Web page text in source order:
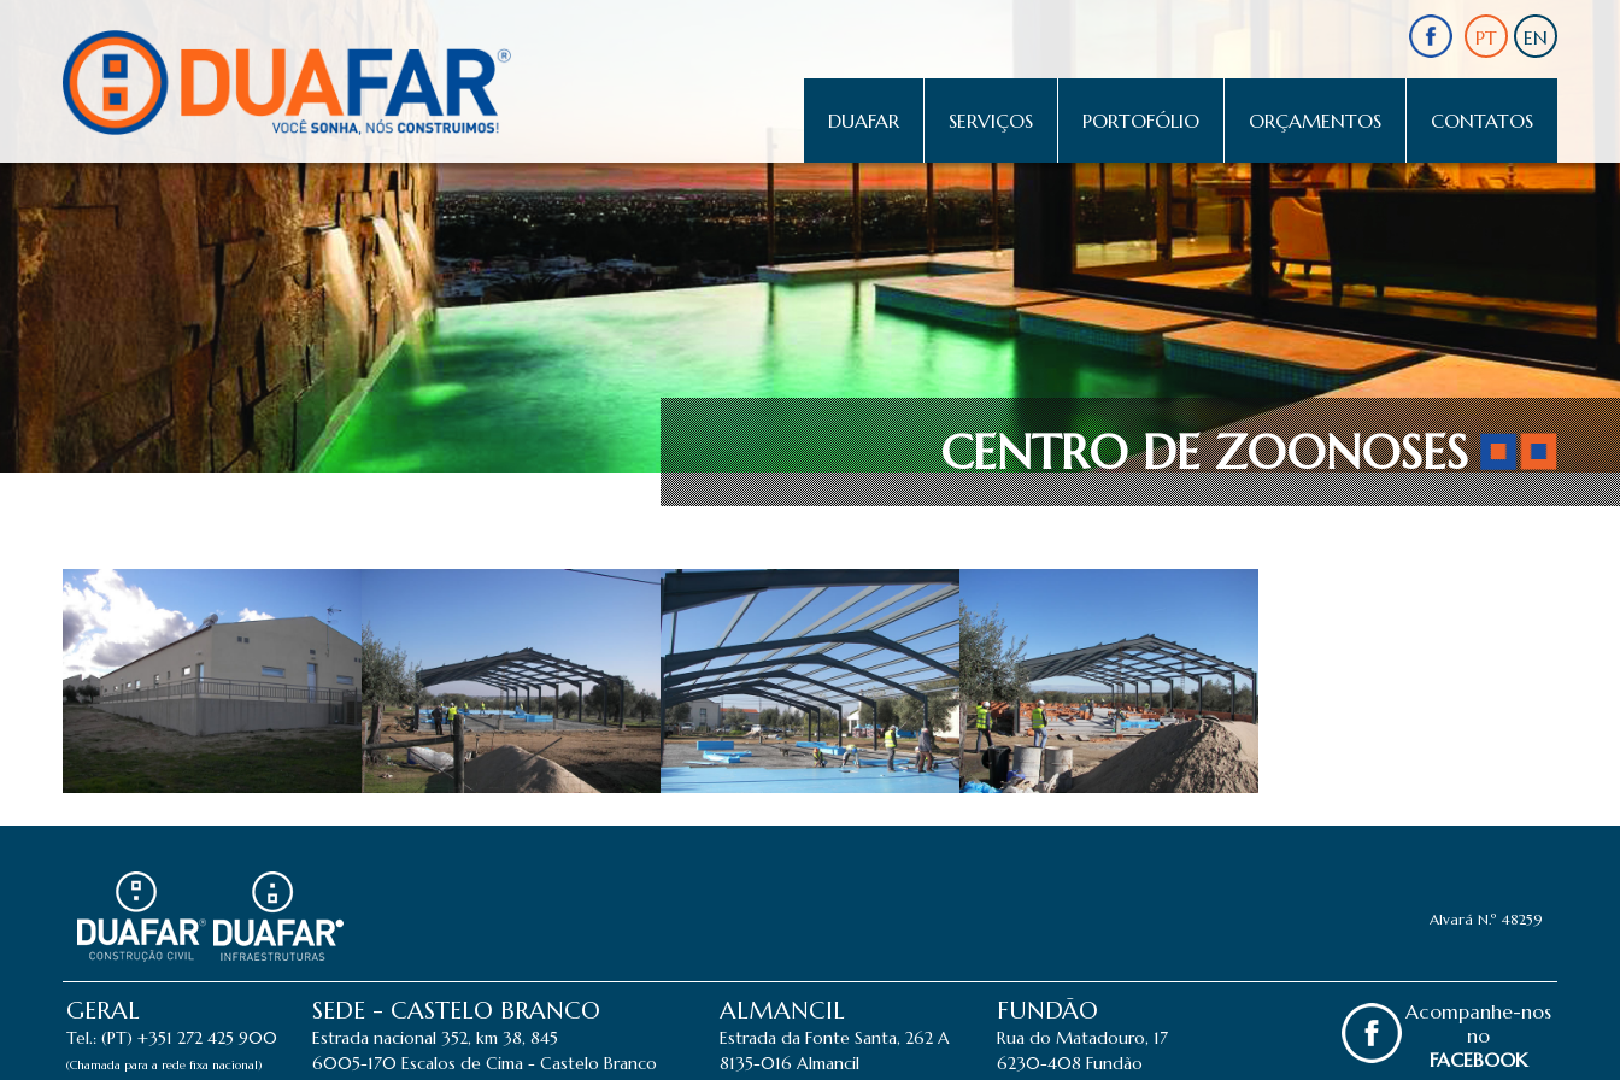
PT EN
DUAFAR SERVIÇOS PORTOFÓLIO ORÇAMENTOS CONTATOS
CENTRO DE ZOONOSES
Alvará N.º 48259
GERAL
Tel.: (PT) +351 272 425 900
(Chamada para a rede fixa nacional)
SEDE - CASTELO BRANCO
Estrada nacional 352, km 38, 845
6005-170 Escalos de Cima - Castelo Branco
ALMANCIL
Estrada da Fonte Santa, 262 A
8135-016 Almancil
FUNDÃO
Rua do Matadouro, 17
6230-408 Fundão
Acompanhe-nos
no
FACEBOOK